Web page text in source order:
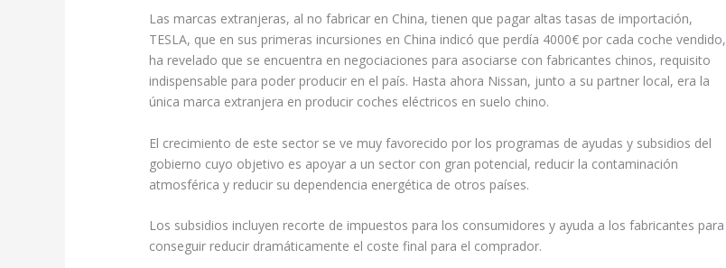
Las marcas extranjeras, al no fabricar en China, tienen que pagar altas tasas de importación,
TESLA, que en sus primeras incursiones en China indicó que perdía 4000€ por cada coche vendido,
ha revelado que se encuentra en negociaciones para asociarse con fabricantes chinos, requisito
indispensable para poder producir en el país. Hasta ahora Nissan, junto a su partner local, era la
única marca extranjera en producir coches eléctricos en suelo chino.
El crecimiento de este sector se ve muy favorecido por los programas de ayudas y subsidios del
gobierno cuyo objetivo es apoyar a un sector con gran potencial, reducir la contaminación
atmosférica y reducir su dependencia energética de otros países.
Los subsidios incluyen recorte de impuestos para los consumidores y ayuda a los fabricantes para
conseguir reducir dramáticamente el coste final para el comprador.